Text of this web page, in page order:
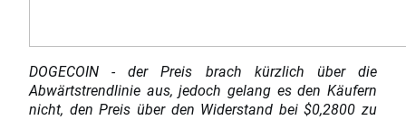
DOGECOIN - der Preis brach kürzlich über die
Abwärtstrendlinie aus, jedoch gelang es den Käufern
nicht, den Preis über den Widerstand bei $0,2800 zu